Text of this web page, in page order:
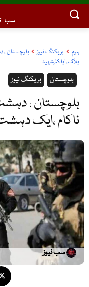
سب
ہوم بریکنگ نیوز
بلوچستان ،
ہلاک، اہلکارشہید
بریکنگ نیوز بلوچستان
بلوچستان ،
ناکام ،ایک
سب نیوز